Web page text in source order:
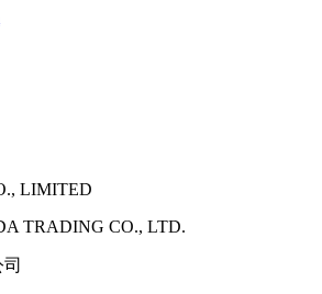
LIMITED
TRADING CO., LTD.